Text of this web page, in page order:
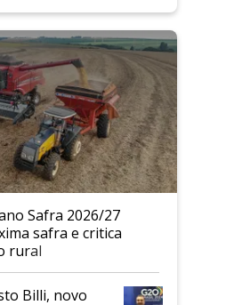
Safra 2026/27
safra e critica
rural
Billi, novo